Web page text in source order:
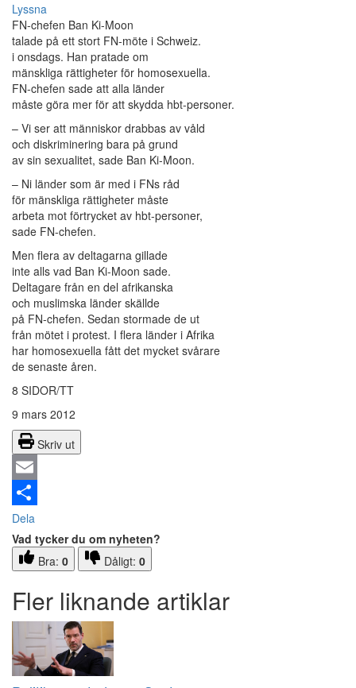
Lyssna
FN-chefen Ban Ki-Moon
talade på ett stort FN-möte i Schweiz.
i onsdags. Han pratade om
mänskliga rättigheter för homosexuella.
FN-chefen sade att alla länder
måste göra mer för att skydda hbt-personer.
– Vi ser att människor drabbas av våld
och diskriminering bara på grund
av sin sexualitet, sade Ban Ki-Moon.
– Ni länder som är med i FNs råd
för mänskliga rättigheter måste
arbeta mot förtrycket av hbt-personer,
sade FN-chefen.
Men flera av deltagarna gillade
inte alls vad Ban Ki-Moon sade.
Deltagare från en del afrikanska
och muslimska länder skällde
på FN-chefen. Sedan stormade de ut
från mötet i protest. I flera länder i Afrika
har homosexuella fått det mycket svårare
de senaste åren.
8 SIDOR/TT
9 mars 2012
Skriv ut
Email
Dela
Vad tycker du om nyheten?
Bra: 0 Dåligt: 0
Fler liknande artiklar